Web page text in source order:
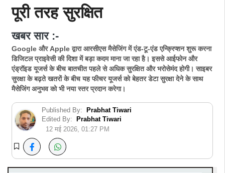
पूरी तरह सुरक्षित
खबर सार :-
Google और Apple द्वारा आरसीएस मैसेजिंग में एंड-टू-एंड एन्क्रिप्शन शुरू करना
डिजिटल प्राइवेसी की दिशा में बड़ा कदम माना जा रहा है। इससे आईफोन और
एंड्रॉइड यूजर्स के बीच बातचीत पहले से अधिक सुरक्षित और भरोसेमंद होगी। साइबर
सुरक्षा के बढ़ते खतरों के बीच यह फीचर यूजर्स को बेहतर डेटा सुरक्षा देने के साथ
मैसेजिंग अनुभव को भी नया स्तर प्रदान करेगा।
Published By:
Prabhat Tiwari
Edited By:
Prabhat Tiwari
12 मई 2026, 01:27 PM